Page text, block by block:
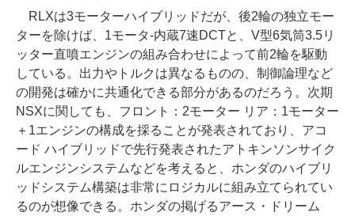
RLXは3モーターハイブリッドだが、後2輪の独立モー
ターを除けば、1モータ-内蔵7速DCTと、V型6気筒3.5リ
ッター直噴エンジンの組み合わせによって前2輪を駆動
している。出力やトルクは異なるものの、制御論理など
の開発は確かに共通化できる部分があるのだろう。次期
NSXに関しても、フロント：2モーター リア：1モーター
＋1エンジンの構成を採ることが発表されており、アコ
ード ハイブリッドで先行発表されたアトキンソンサイク
ルエンジンシステムなどを考えると、ホンダのハイブリ
ッドシステム構築は非常にロジカルに組み立てられてい
るのが想像できる。ホンダの掲げるアース・ドリーム